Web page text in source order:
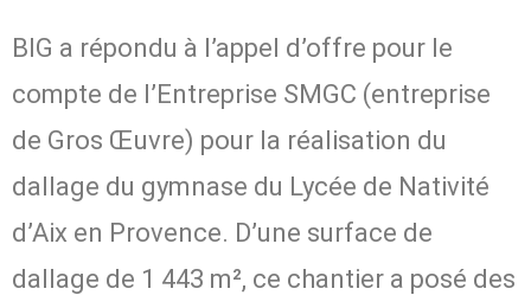
BIG a répondu à l’appel d’offre pour le
compte de l’Entreprise SMGC (entreprise
de Gros Œuvre) pour la réalisation du
dallage du gymnase du Lycée de Nativité
d’Aix en Provence. D’une surface de
dallage de 1 443 m², ce chantier a posé des